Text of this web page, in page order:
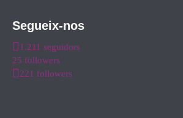
Segueix-nos
1.211 seguidors
25 followers
221 followers